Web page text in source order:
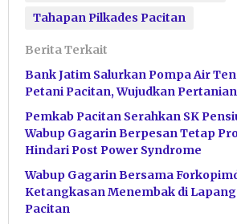
Tahapan Pilkades Pacitan
Berita Terkait
Bank Jatim Salurkan Pompa Air
Petani Pacitan, Wujudkan
Pemkab Pacitan Serahkan SK
Wabup Gagarin Berpesan Tetap
Hindari Post Power Syndrome
Wabup Gagarin Bersama
Ketangkasan Menembak di
Pacitan